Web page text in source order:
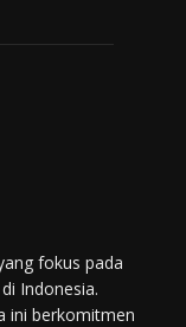
fokus pada
Indonesia.
ini berkomitmen